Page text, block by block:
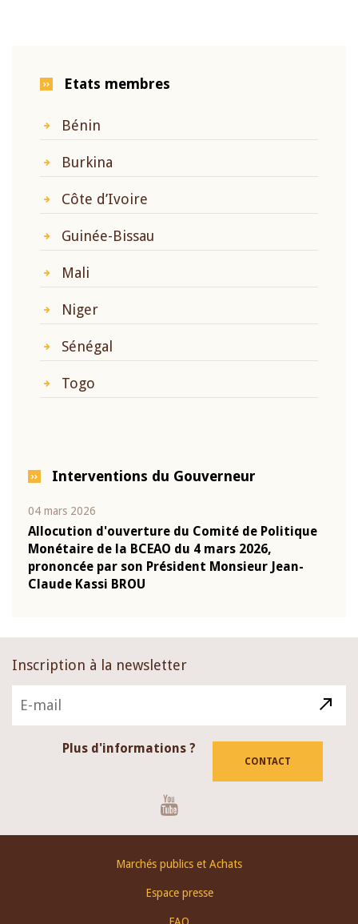
Etats membres
Bénin
Burkina
Côte d’Ivoire
Guinée-Bissau
Mali
Niger
Sénégal
Togo
Interventions du Gouverneur
04 mars 2026
Allocution d'ouverture du Comité de Politique
Monétaire de la BCEAO du 4 mars 2026,
prononcée par son Président Monsieur Jean-
Claude Kassi BROU
Inscription à la newsletter
Plus d'informations ?
CONTACT
Marchés publics et Achats
Espace presse